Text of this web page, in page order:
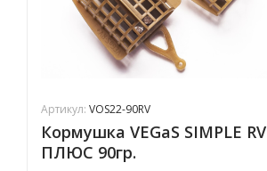
Артикул: VOS22-90RV
Кормушка VEGaS SIMPLE RV
ПЛЮС 90гр.